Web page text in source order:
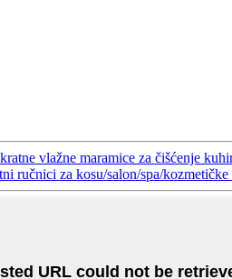
vlažne maramice za čišćenje
ručnici za kosu/salon/spa/kozmetičke